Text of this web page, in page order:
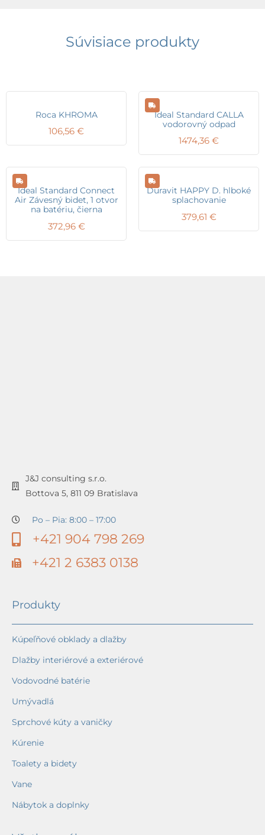
Súvisiace produkty
Roca KHROMA
106,56 €
Ideal Standard CALLA
vodorovný odpad
1474,36 €
Ideal Standard Connect
Air Závesný bidet, 1 otvor
na batériu, čierna
372,96 €
Duravit HAPPY D. hlboké
splachovanie
379,61 €
J&J consulting s.r.o.
Bottova 5, 811 09 Bratislava
Po – Pia: 8:00 – 17:00
+421 904 798 269
+421 2 6383 0138
Produkty
Kúpeľňové obklady a dlažby
Dlažby interiérové a exteriérové
Vodovodné batérie
Umývadlá
Sprchové kúty a vaničky
Kúrenie
Toalety a bidety
Vane
Nábytok a doplnky